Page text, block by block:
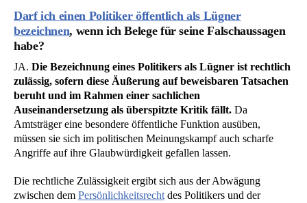
Darf ich einen Politiker öffentlich als Lügner
bezeichnen, wenn ich Belege für seine Falschaussagen
habe?
JA. Die Bezeichnung eines Politikers als Lügner ist rechtlich
zulässig, sofern diese Äußerung auf beweisbaren Tatsachen
beruht und im Rahmen einer sachlichen
Auseinandersetzung als überspitzte Kritik fällt. Da
Amtsträger eine besondere öffentliche Funktion ausüben,
müssen sie sich im politischen Meinungskampf auch scharfe
Angriffe auf ihre Glaubwürdigkeit gefallen lassen.
Die rechtliche Zulässigkeit ergibt sich aus der Abwägung
zwischen dem Persönlichkeitsrechtdes Politikers und der